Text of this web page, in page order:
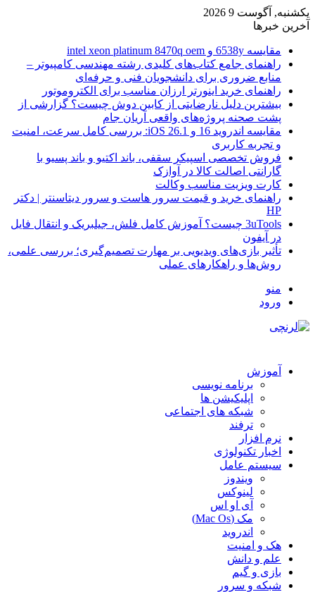
یکشنبه, آگوست 9 2026
آخرین خبرها
مقایسه 6538y و intel xeon platinum 8470q oem
راهنمای جامع کتاب‌های کلیدی رشته مهندسی کامپیوتر –
منابع ضروری برای دانشجویان فنی و حرفه‌ای
راهنمای خرید اینورتر ارزان مناسب برای الکتروموتور
بیشترین دلیل نارضایتی از کابین دوش چیست؟ گزارشی از
پشت صحنه پروژه‌های واقعی آریان جام
مقایسه اندروید 16 و iOS 26.1: بررسی کامل سرعت، امنیت
و تجربه کاربری
فروش تخصصی اسپیکر سقفی، باند اکتیو و باند پسیو با
گارانتی اصالت کالا در آوازک
کارت ویزیت مناسب وکالت
راهنمای خرید و قیمت سرور هاست و سرور دیتاسنتر | دکتر
HP
3uTools چیست؟ آموزش کامل فلش، جیلبریک و انتقال فایل
در آیفون
تأثیر بازی‌های ویدیویی بر مهارت تصمیم‌گیری؛ بررسی علمی،
روش‌ها و راهکارهای عملی
منو
ورود
آموزش
برنامه نویسی
اپلیکیشن ها
شبکه های اجتماعی
ترفند
نرم افزار
اخبار تکنولوژی
سیستم عامل
ویندوز
لینوکس
آی او اس
مک (Mac Os)
اندروید
هک و امنیت
علم و دانش
بازی و گیم
شبکه و سرور